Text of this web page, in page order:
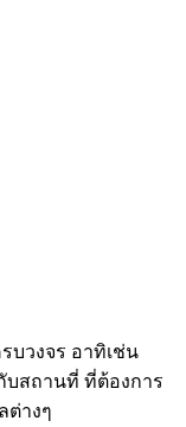
บวงจร อาทิเช่น
สถานที่ ที่ต้องการ
ต่างๆ